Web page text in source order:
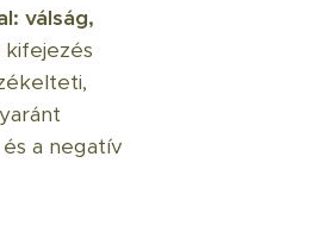
válság,
a negatív